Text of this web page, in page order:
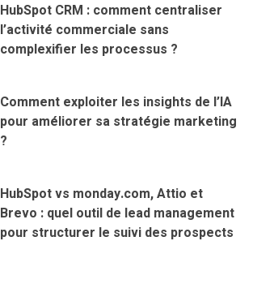
HubSpot CRM : comment centraliser
l’activité commerciale sans
complexifier les processus ?
Comment exploiter les insights de l’IA
pour améliorer sa stratégie marketing
?
HubSpot vs monday.com, Attio et
Brevo : quel outil de lead management
pour structurer le suivi des prospects